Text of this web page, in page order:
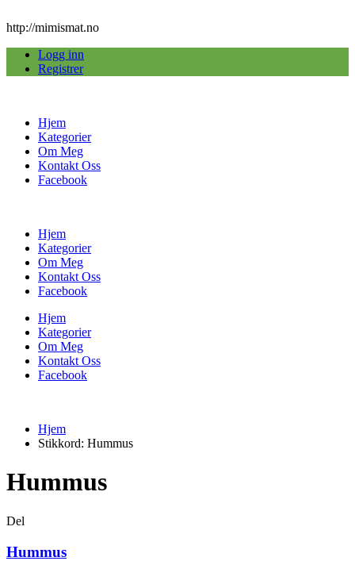
http://mimismat.no
Logg inn
Registrer
Hjem
Kategorier
Om Meg
Kontakt Oss
Facebook
Hjem
Kategorier
Om Meg
Kontakt Oss
Facebook
Hjem
Kategorier
Om Meg
Kontakt Oss
Facebook
Hjem
Stikkord: Hummus
Hummus
Del
Hummus